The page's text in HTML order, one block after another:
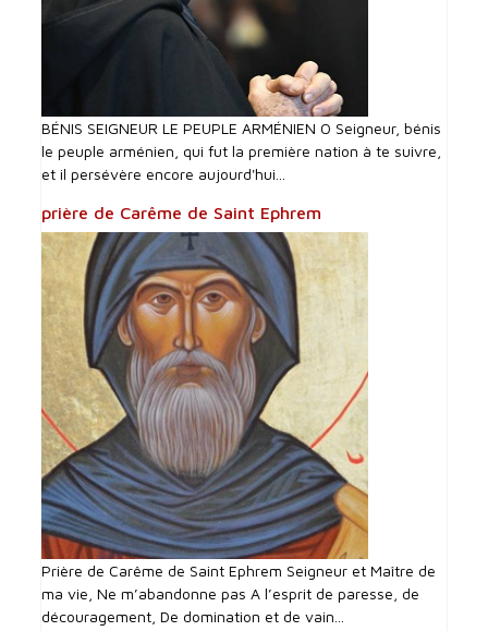
BÉNIS SEIGNEUR LE PEUPLE ARMÉNIEN O Seigneur, bénis
le peuple arménien, qui fut la première nation à te suivre,
et il persévère encore aujourd'hui...
prière de Carême de Saint Ephrem
Prière de Carême de Saint Ephrem Seigneur et Maître de
ma vie, Ne m’abandonne pas A l’esprit de paresse, de
découragement, De domination et de vain...